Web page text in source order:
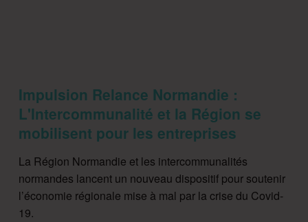
Impulsion Relance Normandie :
L'Intercommunalité et la Région se
mobilisent pour les entreprises
La Région Normandie et les intercommunalités
normandes lancent un nouveau dispositif pour soutenir
l’économie régionale mise à mal par la crise du Covid-
19.